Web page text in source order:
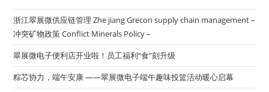
浙江翠展微供应链管理 Zhe jiang Grecon supply chain management –
冲突矿物政策 Conflict Minerals Policy –
翠展微电子便利店开业啦！员工福利“食”刻升级
粽芯协力，端午安康 ——翠展微电子端午趣味投篮活动暖心启幕